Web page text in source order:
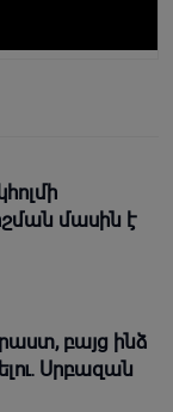
մասին է
բայց ինձ
Սրբազան